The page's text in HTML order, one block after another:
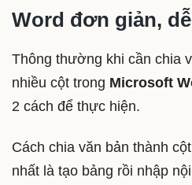
Word đơn giản,
Thông thường khi cần chia
nhiều cột trong Microsoft
2 cách để thực hiện.
Cách chia văn bản thành
nhất là tạo bảng rồi nhập